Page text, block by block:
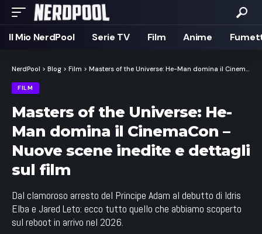
Il Mio NerdPool Serie TV Film Anime
NerdPool > Blog > Film > Masters of the Universe: He-Man domina il CinemaCon – Nuove scene inedite e dettagli sul film
FILM
Masters of the Universe: He-
Man domina il CinemaCon –
Nuove scene inedite e dettagli
sul film
Dal clamoroso arresto del Principe Adam al debutto di Idris
Elba e Jared Leto: ecco tutto quello che abbiamo scoperto
sul reboot in arrivo nel 2026.